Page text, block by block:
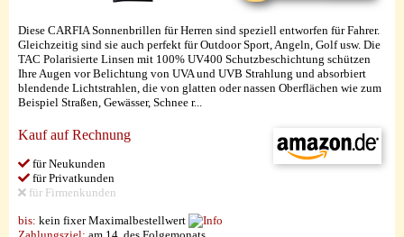
Diese CARFIA Sonnenbrillen für Herren sind speziell entworfen für Fahrer.
Gleichzeitig sind sie auch perfekt für Outdoor Sport, Angeln, Golf usw. Die
TAC Polarisierte Linsen mit 100% UV400 Schutzbeschichtung schützen
Ihre Augen vor Belichtung von UVA und UVB Strahlung und absorbiert
blendende Lichtstrahlen, die von glatten oder nassen Oberflächen wie zum
Beispiel Straßen, Gewässer, Schnee r...
Kauf auf Rechnung
für Neukunden
für Privatkunden
für Firmenkunden
bis: kein fixer Maximalbestellwert